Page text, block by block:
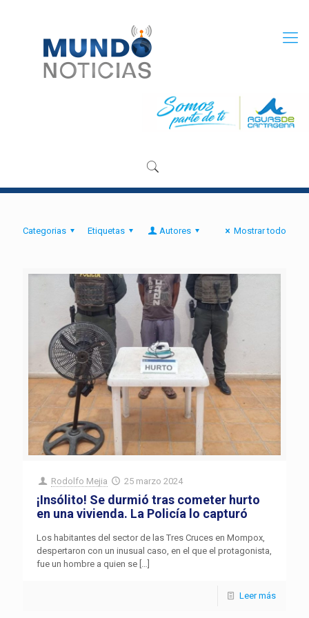
Categorias Etiquetas Autores Mostrar todo
Rodolfo Mejia 25 marzo 2024
¡Insólito! Se durmió tras cometer hurto
en una vivienda. La Policía lo capturó
Los habitantes del sector de las Tres Cruces en Mompox,
despertaron con un inusual caso, en el que el protagonista,
fue un hombre a quien se
Leer más